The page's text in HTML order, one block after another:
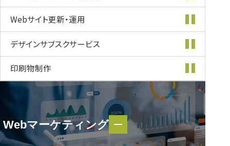
Webサイト更新・運用
デザインサブスクサービス
印刷物制作
Webマーケティング
Webマーケティング